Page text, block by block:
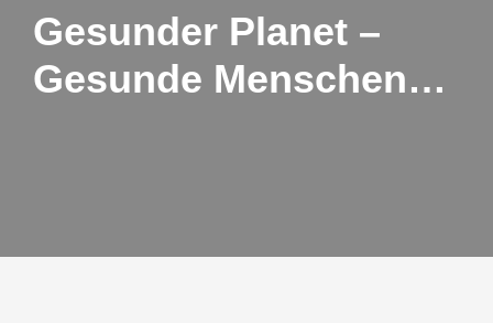
Gesunder Planet –
Gesunde Menschen…